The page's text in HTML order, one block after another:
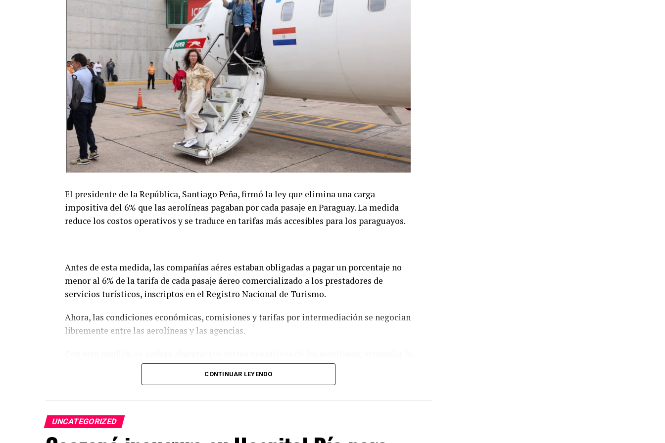
El presidente de la República, Santiago Peña, firmó la ley que elimina una carga
impositiva del 6% que las aerolíneas pagaban por cada pasaje en Paraguay. La medida
reduce los costos operativos y se traduce en tarifas más accesibles para los paraguayos.
Antes de esta medida, las compañías aéres estaban obligadas a pagar un porcentaje no
menor al 6% de la tarifa de cada pasaje áereo comercializado a los prestadores de
servicios turísticos, inscriptos en el Registro Nacional de Turismo.
Ahora, las condiciones económicas, comisiones y tarifas por intermediación se negocian
libremente entre las aerolíneas y las agencias.
llegada de nuevas compañías y, en consecuencia, reducir el precio final de los pasajes
La Presidencia de la República resaltó que, de esta manera, el Gobierno del Paraguay
sigue abriendo puertas para que más compatriotas puedan conectarse con más destinos
del mundo.
CONTINUAR LEYENDO
UNCATEGORIZED